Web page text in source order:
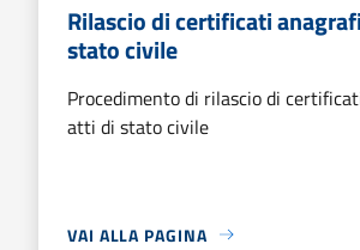
Rilascio di certificati
stato civile
Procedimento di rilascio di
atti di stato civile
VAI ALLA PAGINA